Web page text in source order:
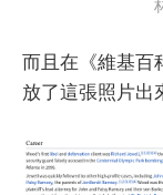
而且在《維基百
放了這張照片出